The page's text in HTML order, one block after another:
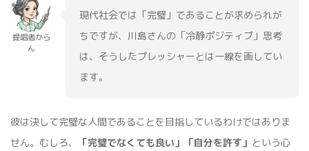
提唱者から
ん
現代社会では「完璧」であることが求められが
ちですが、川島さんの「冷静ポジティブ」思考
は、そうしたプレッシャーとは一線を画してい
ます。
彼は決して完璧な人間であることを目指しているわけではありま
せん。むしろ、
「完璧でなくても良い」「自分を許す」 という心